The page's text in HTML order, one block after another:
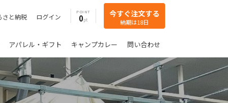
さと納税 ログイン
POINT
0 今すぐ注文する
納期は18日
アパレル・ギフト キャンプカレー 問い合わせ